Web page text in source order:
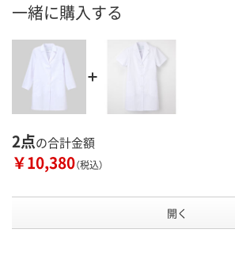
一緒に購入する
2点の合計金額
￥10,380（税込）
開く